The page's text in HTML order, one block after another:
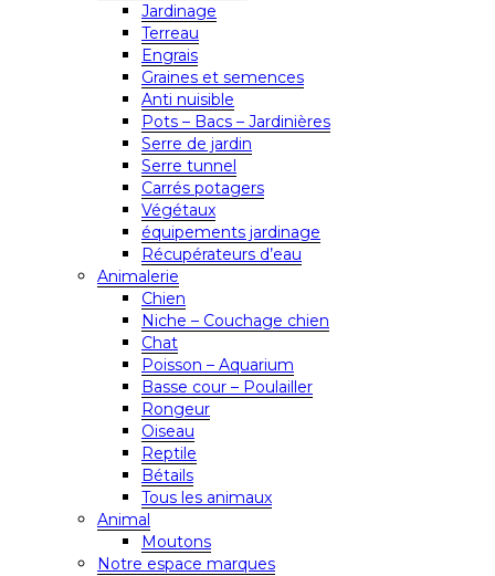
Jardinage
Terreau
Engrais
Graines et semences
Anti nuisible
Pots – Bacs – Jardinières
Serre de jardin
Serre tunnel
Carrés potagers
Végétaux
équipements jardinage
Récupérateurs d’eau
Animalerie
Chien
Niche – Couchage chien
Chat
Poisson – Aquarium
Basse cour – Poulailler
Rongeur
Oiseau
Reptile
Bétails
Tous les animaux
Animal
Moutons
Notre espace marques